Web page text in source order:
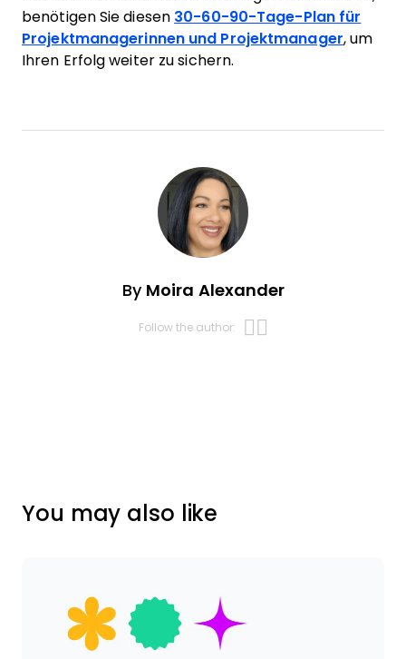
benötigen Sie diesen 30-60-90-Tage-Plan für
Projektmanagerinnen und Projektmanager, um
Ihren Erfolg weiter zu sichern.
By Moira Alexander
Follow the author: Opens new
You may also like